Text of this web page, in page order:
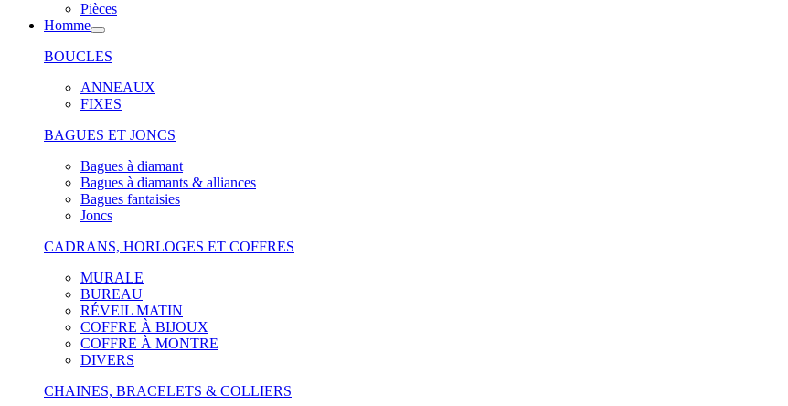
Pièces
Homme
BOUCLES
ANNEAUX
FIXES
BAGUES ET JONCS
Bagues à diamant
Bagues à diamants & alliances
Bagues fantaisies
Joncs
CADRANS, HORLOGES ET COFFRES
MURALE
BUREAU
RÉVEIL MATIN
COFFRE À BIJOUX
COFFRE À MONTRE
DIVERS
CHAINES, BRACELETS & COLLIERS